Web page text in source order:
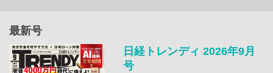
最新号
日経トレンディ 2026年9月
号